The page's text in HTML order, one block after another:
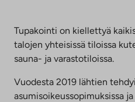
Tupakointi on kiellettyä
talojen yhteisissä tiloissa
sauna- ja varastotiloissa.
Vuodesta 2019 lähtien
asumisoikeussopimuksissa